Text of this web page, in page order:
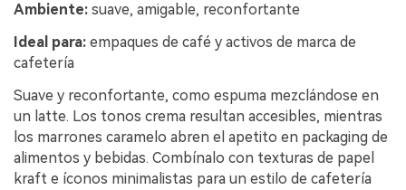
Ambiente: suave, amigable, reconfortante
Ideal para: empaques de café y activos de marca de
cafetería
Suave y reconfortante, como espuma mezclándose en
un latte. Los tonos crema resultan accesibles, mientras
los marrones caramelo abren el apetito en packaging de
alimentos y bebidas. Combínalo con texturas de papel
kraft e íconos minimalistas para un estilo de cafetería